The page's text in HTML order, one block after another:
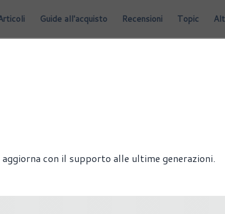
Guide all'acquisto Recensioni Topic
con il supporto alle ultime generazioni.